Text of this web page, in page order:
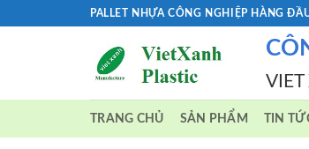
PALLET NHỰA CÔNG NGHIỆP HÀNG
TRANG CHỦ SẢN PHẨM TIN